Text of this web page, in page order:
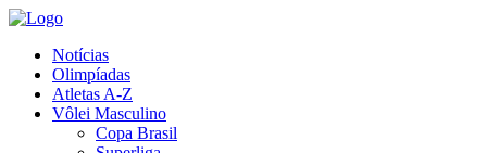
Notícias
Olimpíadas
Atletas A-Z
Vôlei Masculino
Copa Brasil